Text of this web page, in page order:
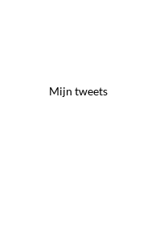
Mijn tweets